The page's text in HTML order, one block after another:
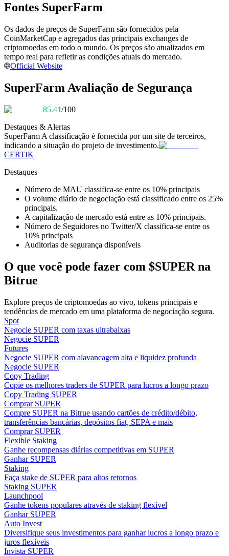
Desfrute da partilha de lucros e comissões de copy trading
Informação
Análise de big data, incluindo informações comerciais, etc.
Guia
Estratégias de negociação
Aprenda como se manter lucrativo
Ganhar
Fontes SuperFarm
Os dados de preços de SuperFarm são fornecidos pela
CoinMarketCap e agregados das principais exchanges de
criptomoedas em todo o mundo. Os preços são atualizados em
tempo real para refletir as condições atuais do mercado.
Official Website
SuperFarm Avaliação de Segurança
85.41/100
Destaques & Alertas
SuperFarm A classificação é fornecida por um site de terceiros,
indicando a situação do projeto de investimento.
CERTIK
Destaques
Número de MAU classifica-se entre os 10% principais
O volume diário de negociação está classificado entre os 25%
principais.
A capitalização de mercado está entre as 10% principais.
Número de Seguidores no Twitter/X classifica-se entre os
10% principais
Auditorias de segurança disponíveis
O que você pode fazer com $SUPER na
Bitrue
Explore preços de criptomoedas ao vivo, tokens principais e
tendências de mercado em uma plataforma de negociação segura.
Spot
Negocie SUPER com taxas ultrabaixas
Negocie SUPER
Futures
Negocie SUPER com alavancagem alta e liquidez profunda
Negocie SUPER
Copy Trading
Copie os melhores traders de SUPER para lucros a longo prazo
Copy Trading SUPER
Comprar SUPER
Compre SUPER na Bitrue usando cartões de crédito/débito,
transferências bancárias, depósitos fiat, SEPA e mais
Comprar SUPER
Flexible Staking
Ganhe recompensas diárias competitivas em SUPER
Ganhar SUPER
Staking
Faça stake de SUPER para altos retornos
Staking SUPER
Launchpool
Ganhe tokens populares através de staking flexível
Ganhar SUPER
Auto Invest
Diversifique seus investimentos para ganhar lucros a longo prazo e
juros flexíveis
Invista SUPER